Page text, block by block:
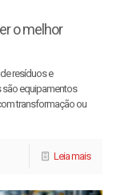
o melhor
resíduos e
são equipamentos
transformação ou
Leia mais